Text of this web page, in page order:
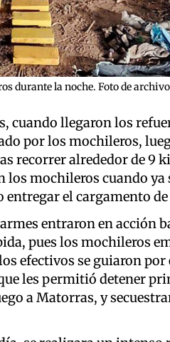
durante la noche. Foto de
cuando llegaron los
por los mochileros,
recorrer alrededor de 9
mochileros cuando ya
el cargamento de
entraron en acción
pues los mochileros
efectivos se guiaron
les permitió detener
a Matorras, y